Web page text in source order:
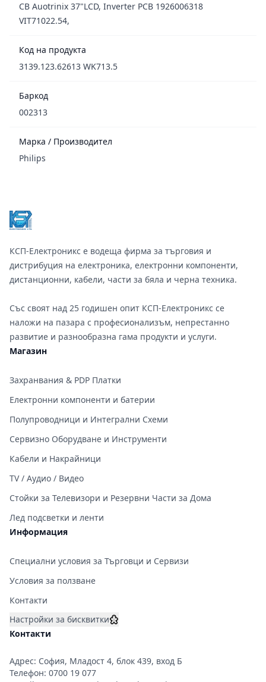
CB Auotrinix 37"LCD, Inverter PCB 1926006318
VIT71022.54,
Код на продукта
3139.123.62613 WK713.5
Баркод
002313
Марка / Производител
Philips
КСП-Електроникс е водеща фирма за търговия и
дистрибуция на електроника, електронни компоненти,
дистанционни, кабели, части за бяла и черна техника.
Със своят над 25 годишен опит КСП-Електроникс се
наложи на пазара с професионализъм, непрестанно
развитие и разнообразна гама продукти и услуги.
Магазин
Захранвания & PDP Платки
Електронни компоненти и батерии
Полупроводници и Интегрални Схеми
Сервизно Оборудване и Инструменти
Кабели и Накрайници
TV / Аудио / Видео
Стойки за Телевизори и Резервни Части за Дома
Лед подсветки и ленти
Информация
Специални условия за Търговци и Сервизи
Условия за ползване
Контакти
Настройки за бисквитки
Контакти
Адрес: София, Младост 4, блок 439, вход Б
Телефон: 0700 19 077